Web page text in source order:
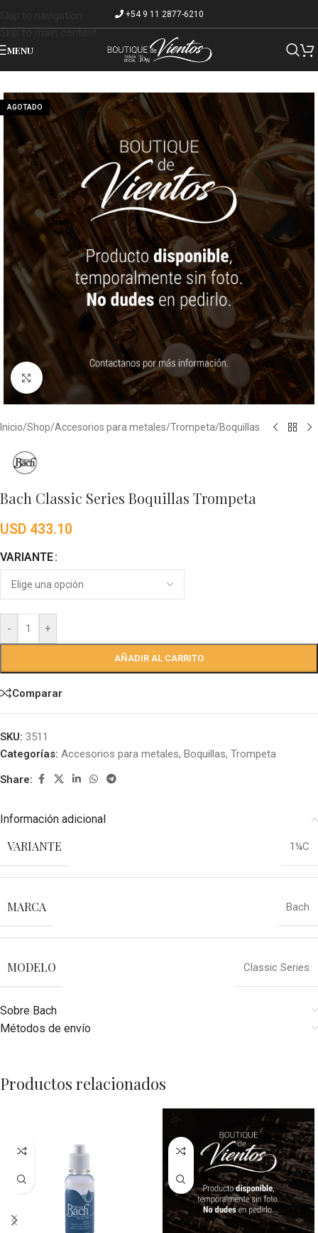
Skip to main content
+54 9 11 2877-6210
MENU
AGOTADO
Click to enlarge
Inicio/Shop/Accesorios para metales/Trompeta/Boquillas
Bach Classic Series Boquillas Trompeta
USD 433.10
VARIANTE
- +
AÑADIR AL CARRITO
Comparar
SKU: 3511
Categorías: Accesorios para metales, Boquillas, Trompeta
Share:
Información adicional
VARIANTE 1¼C
MARCA Bach
MODELO Classic Series
Sobre Bach
Métodos de envío
Productos relacionados